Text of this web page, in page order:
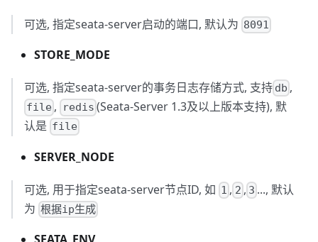
可选, 指定seata-server启动的端口, 默认为 8091
STORE_MODE
可选, 指定seata-server的事务日志存储方式, 支持 db ,
file , redis (Seata-Server 1.3及以上版本支持), 默
认是 file
SERVER_NODE
可选, 用于指定seata-server节点ID, 如 1 , 2 , 3 ..., 默认
为 根据ip生成